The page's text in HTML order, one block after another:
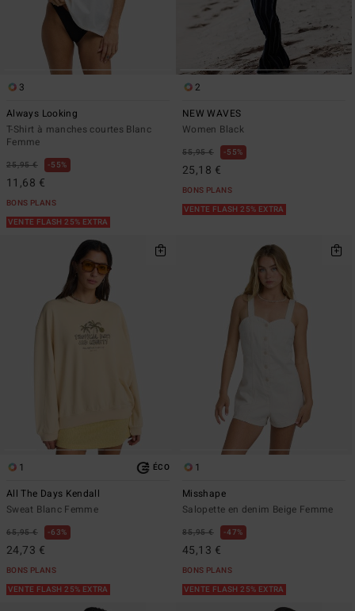
3
Always Looking
T-Shirt à manches courtes Blanc
Femme
25,95 € 55%
11,68 €
BONS PLANS
VENTE FLASH 25% EXTRA
2
NEW WAVES
Women Black
55,95 € 55%
25,18 €
BONS PLANS
VENTE FLASH 25% EXTRA
1 ÉCO
All The Days Kendall
Sweat Blanc Femme
65,95 € 63%
24,73 €
BONS PLANS
VENTE FLASH 25% EXTRA
1
Misshape
Salopette en denim Beige Femme
85,95 € 47%
45,13 €
BONS PLANS
VENTE FLASH 25% EXTRA